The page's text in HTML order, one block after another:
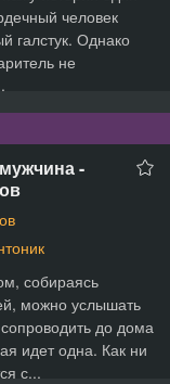
человек
галстук. Однако
не
-
собираясь
можно услышать
до дома
идет одна. Как ни
с...